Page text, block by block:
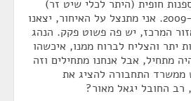
חופית (היתר לכלי שיט זר)
(בקשה להיתר), התש"ע-2009. אני מתנצל על האיחור, יצאנו
המרכז, יש פה פשוט פקק. הנהג
יתר והצליח לברוח ממנו, איכשהו
מתחיל, אבל אנחנו מתחילים וזה
ממשרד התחבורה להציג את
רב החובל יגאל מאור?